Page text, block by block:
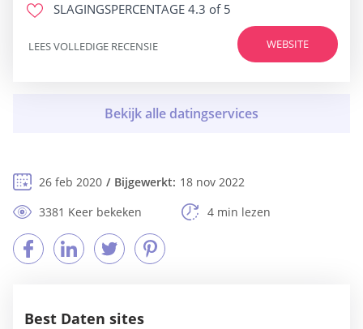
SLAGINGSPERCENTAGE 4.3 of 5
WEBSITE
LEES VOLLEDIGE RECENSIE
26 feb 2020 Bijgewerkt: 18 nov 2022
3381 Keer bekeken
4 min lezen
Best Daten sites